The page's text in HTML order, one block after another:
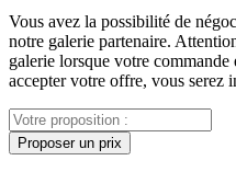
Vous avez la possibilité de
notre galerie partenaire.
galerie lorsque votre
accepter votre offre, vous serez
Proposer un prix